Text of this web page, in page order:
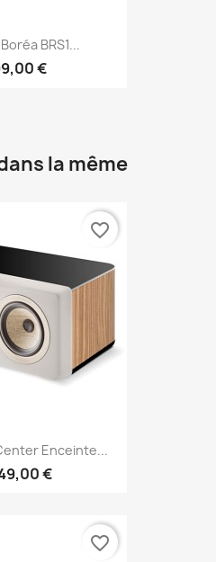
BRS1...
€
la même
Enceinte...
€
favorite_border
favorite_border